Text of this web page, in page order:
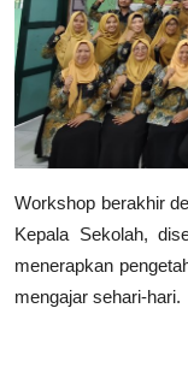
Workshop berakhir
Kepala Sekolah,
menerapkan
mengajar sehari-hari.